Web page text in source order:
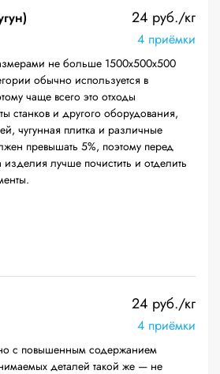
24 руб./кг
4 приёмки
не больше 1500х500х500
обычно используется в
чаще всего это отходы
станков и другого оборудования,
чугунная плитка и различные
превышать 5%, поэтому перед
лучше почистить и отделить
24 руб./кг
4 приёмки
с повышенным содержанием
деталей такой же — не